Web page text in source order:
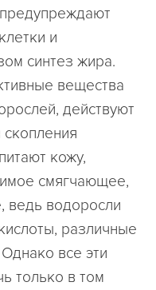
и
синтез жира.
вещества
действуют
кожу,
смягчающее,
ведь водоросли
различные
все эти
только в том